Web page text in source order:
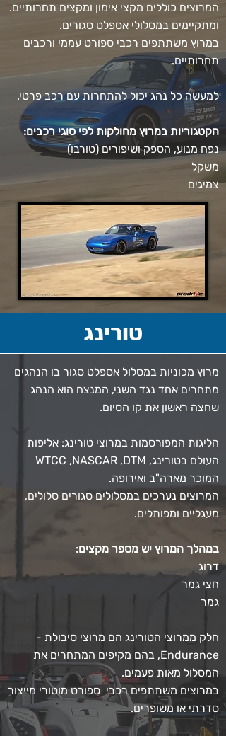
המרוצים כוללים מקצי אימון ומקצים תחרותיים.
ומתקיימים במסלולי אספלט סגורים.
במרוץ משתתפים רכבי ספורט עממי ורכבים
תחרותיים.
למעשה כל נהג יכול להתחרות עם רכב פרטי.
הקטגוריות במרוץ מחולקות לפי סוגי רכבים:
נפח מנוע, הספק ושיפורים (טורבו)
משקל
צמיגים
טורינג
מרוץ מכוניות במסלול אספלט סגור בו הנהגים
מתחרים אחד נגד השני, המנצח הוא הנהג
שחצה ראשון את קו הסיום.
הליגות המפורסמות במרוצי טורינג: אליפות
העולם בטורינג, WTCC ,NASCAR ,DTM
המוכר מארה"ב ואירופה.
המרוצים נערכים במסלולים סגורים סלולים,
מעגליים ומפותלים.
במהלך המרוץ יש מספר מקצים:
דרוג
חצי גמר
גמר
חלק ממרוצי הטורינג הם מרוצי סיבולת -
Endurance, בהם מקיפים המתחרים את
המסלול מאות פעמים.
במרוצים משתתפים רכבי ספורט מוטורי מייצור
סדרתי או משופרים.